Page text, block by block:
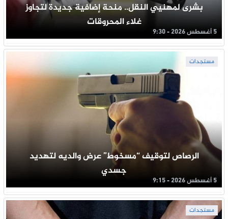
بشرى لمهنيي النقل.. منحة إضافية جديدة لتجاوز
غلاء المحروقات
5 أغسطس 2026 - 9:30
مستجدات
الرصاص لتوقيف “مسخوط” عرض والديه لتهديد
جسدي
5 أغسطس 2026 - 9:15
مستجدات